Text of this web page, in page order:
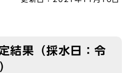
結果（採水日：令